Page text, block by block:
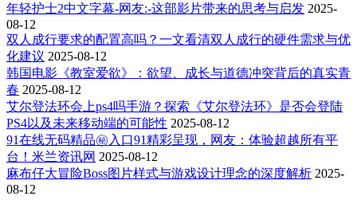
年轻护士2中文字幕-网友:-这部影片带来的思考与启发 2025-
08-12
双人成行要求的配置高吗？一文看清双人成行的硬件需求与优
化建议 2025-08-12
韩国电影《教室爱欲》：欲望、成长与道德冲突背后的真实青
春 2025-08-12
艾尔登法环会上ps4吗手游？探索《艾尔登法环》是否会登陆
PS4以及未来移动端的可能性 2025-08-12
91在线无码精品㊙️入口91精彩呈现，网友：体验超越所有平
台！米兰资讯网 2025-08-12
麻布仔大冒险Boss图片样式与游戏设计理念的深度解析 2025-
08-12